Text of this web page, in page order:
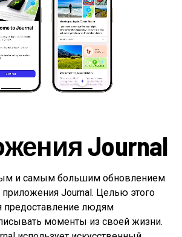
Journal
и самым большим обновлением
приложения Journal. Целью этого
предоставление людям
моменты из своей жизни.